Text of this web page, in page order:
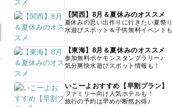
【関西】8月＆夏休みのオススメ
夏休みの思い出作りに行きたい夏祭り
水遊びスポット＆子供無料イベントも
【東海】8月＆夏休みのオススメ
参加無料ポケモンスタンプラリー♪
気分爽快水遊びスポット情報も！
いこーよおすすめ【早割プラン】
ファミリー向け人気ホテルも！
旅行の予約は早めが断然お得♪